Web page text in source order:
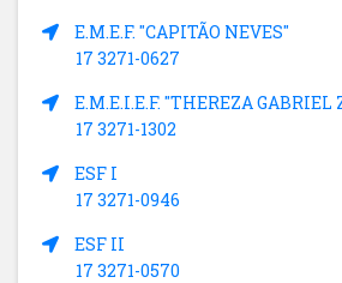
E.M.E.F. "CAPITÃO NEVES"
17 3271-0627
E.M.E.I.E.F. "THEREZA GABRIEL
17 3271-1302
ESF I
17 3271-0946
ESF II
17 3271-0570